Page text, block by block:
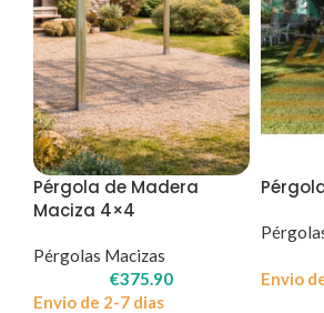
Pérgola de Madera
Maciza 4×4
Pérgolas Macizas
€375.90
Envio de 2-7 dias
Envio